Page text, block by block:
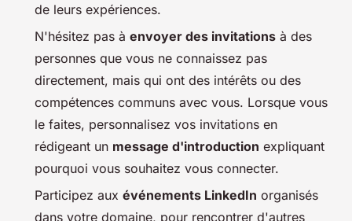
de leurs expériences.
N'hésitez pas à envoyer des invitations à des
personnes que vous ne connaissez pas
directement, mais qui ont des intérêts ou des
compétences communs avec vous. Lorsque vous
le faites, personnalisez vos invitations en
rédigeant un message d'introduction expliquant
pourquoi vous souhaitez vous connecter.
Participez aux événements LinkedIn organisés
dans votre domaine, pour rencontrer d'autres